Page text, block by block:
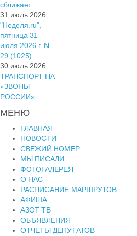
сближает
31 июль 2026
"Неделя.ru",
пятница 31
июля 2026 г. N
29 (1025)
30 июль 2026
ТРАНСПОРТ НА
«ЗВОНЫ
РОССИИ»
МЕНЮ
ГЛАВНАЯ
НОВОСТИ
СВЕЖИЙ НОМЕР
МЫ ПИСАЛИ
ФОТОГАЛЕРЕЯ
О НАС
РАСПИСАНИЕ МАРШРУТОВ
АФИША
АЗОТ ТВ
ОБЪЯВЛЕНИЯ
ОТЧЕТЫ ДЕПУТАТОВ